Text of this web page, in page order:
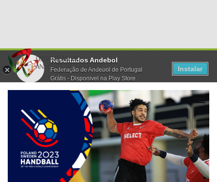
Resultados Andebol
Federação de Andebol de Portugal
Grátis - Disponivel na Play Store
Instalar